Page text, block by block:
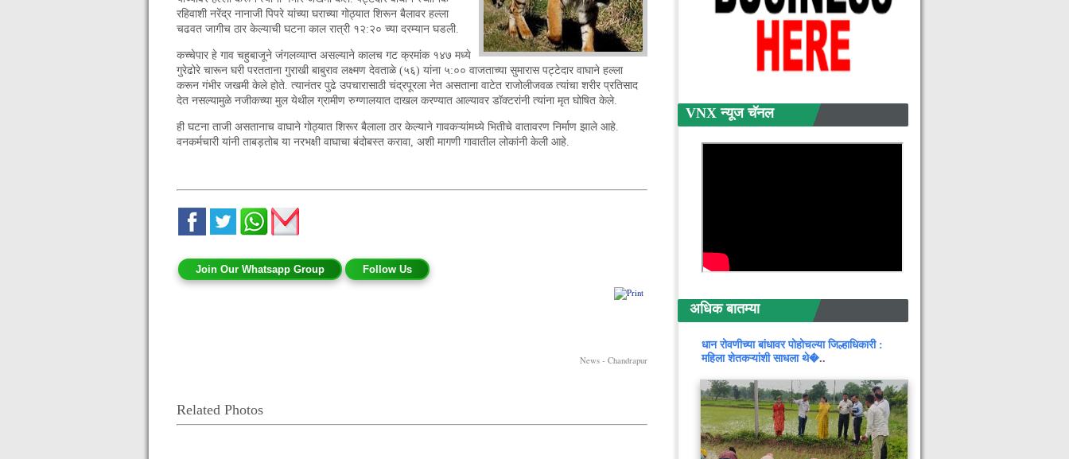
रहिवाशी नरेंद्र नानाजी पिपरे यांच्या घराच्या गोठ्यात शिरून बैलावर हल्ला
चढवत जागीच ठार केल्याची घटना काल रात्री १२:२० च्या दरम्यान घडली.
कच्चेपार हे गाव चहुबाजूने जंगलव्याप्त असल्याने कालच गट क्रमांक १४७ मध्ये
गुरेढोरे चारून घरी परतताना गुराखी बाबुराव लक्ष्मण देवताळे (५६) यांना ५:०० वाजताच्या सुमारास पट्टेदार वाघाने हल्ला
करून गंभीर जखमी केले होते. त्यानंतर पुढे उपचारासाठी चंद्रपूरला नेत असताना वाटेत राजोलीजवळ त्यांचा शरीर प्रतिसाद
देत नसल्यामुळे नजीकच्या मुल येथील ग्रामीण रुग्णालयात दाखल करण्यात आल्यावर डॉक्टरांनी त्यांना मृत घोषित केले.
ही घटना ताजी असतानाच वाघाने गोठ्यात शिरूर बैलाला ठार केल्याने गावकऱ्यांमध्ये भितीचे वातावरण निर्माण झाले आहे.
वनकर्मचारी यांनी ताबड़तोब या नरभक्षी वाघाचा बंदोबस्त करावा, अशी मागणी गावातील लोकांनी केली आहे.
Join Our Whatsapp Group Follow Us
News - Chandrapur
Related Photos
VNX न्यूज चॅनल
अधिक बातम्या
धान रोवणीच्या बांधावर पोहोचल्या जिल्हाधिकारी :
महिला शेतकऱ्यांशी साधला थे�..